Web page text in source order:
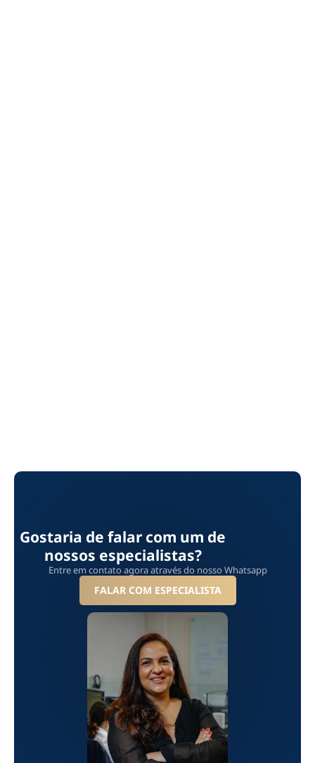
Gostaria de falar com um de
nossos especialistas?
Entre em contato agora através do nosso Whatsapp
FALAR COM ESPECIALISTA